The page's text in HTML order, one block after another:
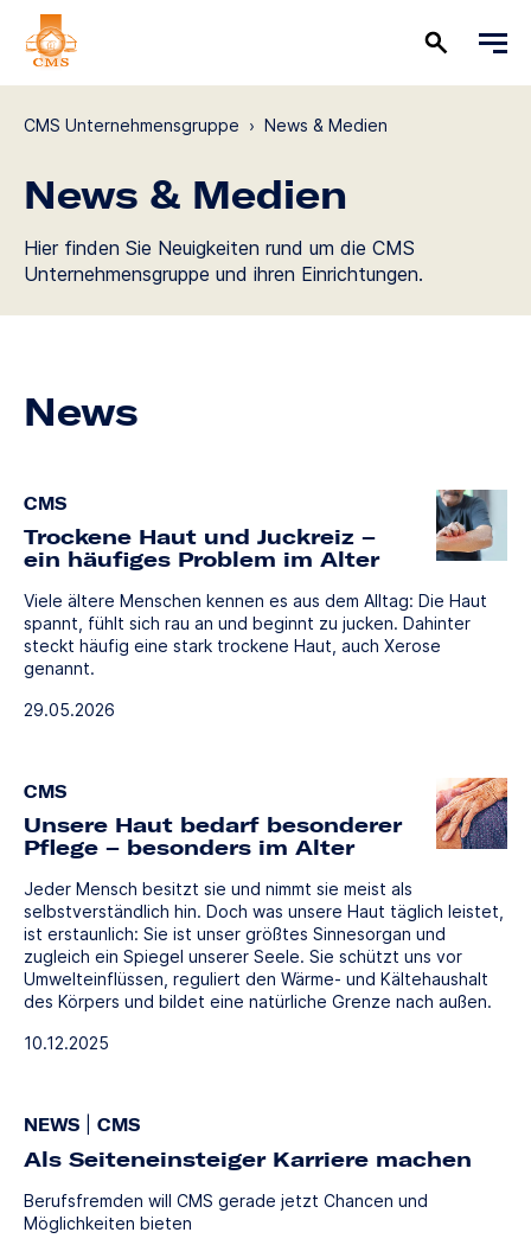
CMS Unternehmensgruppe › News & Medien
News & Medien
Hier finden Sie Neuigkeiten rund um die CMS
Unternehmensgruppe und ihren Einrichtungen.
News
CMS
Trockene Haut und Juckreiz –
ein häufiges Problem im Alter
Viele ältere Menschen kennen es aus dem Alltag: Die Haut
spannt, fühlt sich rau an und beginnt zu jucken. Dahinter
steckt häufig eine stark trockene Haut, auch Xerose
genannt.
29.05.2026
CMS
Unsere Haut bedarf besonderer
Pflege – besonders im Alter
Jeder Mensch besitzt sie und nimmt sie meist als
selbstverständlich hin. Doch was unsere Haut täglich leistet,
ist erstaunlich: Sie ist unser größtes Sinnesorgan und
zugleich ein Spiegel unserer Seele. Sie schützt uns vor
Umwelteinflüssen, reguliert den Wärme- und Kältehaushalt
des Körpers und bildet eine natürliche Grenze nach außen.
10.12.2025
NEWS CMS
Als Seiteneinsteiger Karriere machen
Berufsfremden will CMS gerade jetzt Chancen und
Möglichkeiten bieten